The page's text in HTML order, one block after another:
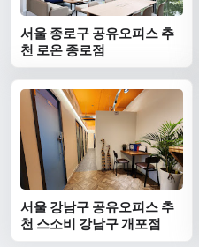
서울 종로구 공유오피스 추
천 로온 종로점
서울 강남구 공유오피스 추
천 스소비 강남구 개포점